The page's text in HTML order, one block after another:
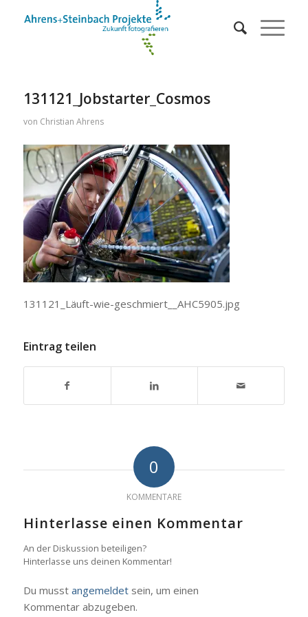
131121_Jobstarter_Cosmos
von Christian Ahrens
131121_Läuft-wie-geschmiert__AHC5905.jpg
Eintrag teilen
0
KOMMENTARE
Hinterlasse einen Kommentar
An der Diskussion beteiligen?
Hinterlasse uns deinen Kommentar!
Du musst angemeldetsein, um einen
Kommentar abzugeben.